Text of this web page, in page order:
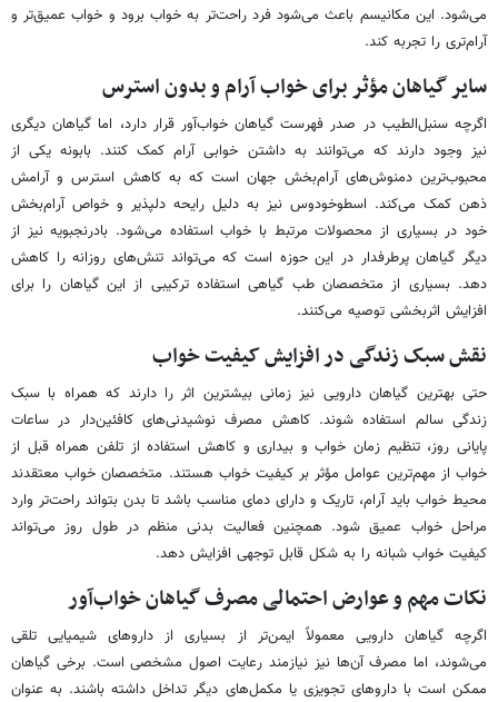
می‌شود. این مکانیسم باعث می‌شود فرد راحت‌تر به خواب برود و خواب عمیق‌تر و
آرام‌تری را تجربه کند.
سایر گیاهان مؤثر برای خواب آرام و بدون استرس
اگرچه سنبل‌الطیب در صدر فهرست گیاهان خواب‌آور قرار دارد، اما گیاهان دیگری
نیز وجود دارند که می‌توانند به داشتن خوابی آرام کمک کنند. بابونه یکی از
محبوب‌ترین دمنوش‌های آرام‌بخش جهان است که به کاهش استرس و آرامش
ذهن کمک می‌کند. اسطوخودوس نیز به دلیل رایحه دلپذیر و خواص آرام‌بخش
خود در بسیاری از محصولات مرتبط با خواب استفاده می‌شود. بادرنجبویه نیز از
دیگر گیاهان پرطرفدار در این حوزه است که می‌تواند تنش‌های روزانه را کاهش
دهد. بسیاری از متخصصان طب گیاهی استفاده ترکیبی از این گیاهان را برای
افزایش اثربخشی توصیه می‌کنند.
نقش سبک زندگی در افزایش کیفیت خواب
حتی بهترین گیاهان دارویی نیز زمانی بیشترین اثر را دارند که همراه با سبک
زندگی سالم استفاده شوند. کاهش مصرف نوشیدنی‌های کافئین‌دار در ساعات
پایانی روز، تنظیم زمان خواب و بیداری و کاهش استفاده از تلفن همراه قبل از
خواب از مهم‌ترین عوامل مؤثر بر کیفیت خواب هستند. متخصصان خواب معتقدند
محیط خواب باید آرام، تاریک و دارای دمای مناسب باشد تا بدن بتواند راحت‌تر وارد
مراحل خواب عمیق شود. همچنین فعالیت بدنی منظم در طول روز می‌تواند
کیفیت خواب شبانه را به شکل قابل توجهی افزایش دهد.
نکات مهم و عوارض احتمالی مصرف گیاهان خواب‌آور
اگرچه گیاهان دارویی معمولاً ایمن‌تر از بسیاری از داروهای شیمیایی تلقی
می‌شوند، اما مصرف آن‌ها نیز نیازمند رعایت اصول مشخصی است. برخی گیاهان
ممکن است با داروهای تجویزی یا مکمل‌های دیگر تداخل داشته باشند. به عنوان